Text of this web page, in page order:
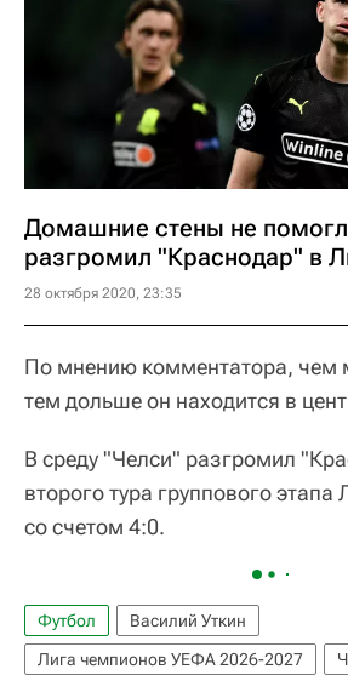
Домашние стены не
разгромил "Краснодар" в
28 октября 2020, 23:35
По мнению комментатора, чем
тем дольше он находится в
В среду "Челси" разгромил
второго тура группового
со счетом 4:0.
Футбол
Василий Уткин
Лига чемпионов УЕФА 2026-2027